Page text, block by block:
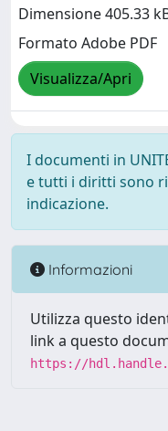
Dimensione 405.33
Formato Adobe PDF
Visualizza/Apri
I documenti in
e tutti i diritti sono
indicazione.
Informazioni
Utilizza questo
link a questo
https://